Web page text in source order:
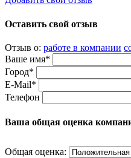
Оставить свой отзыв
Отзыв о: работе в компании
Ваше имя*
Город*
E-Mail*
Телефон
Ваша общая оценка
Общая оценка: